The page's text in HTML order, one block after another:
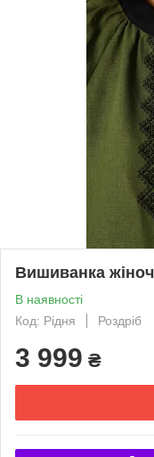
Вишиванка
В наявності
Код: Рідня
Роздріб
3 999 ₴